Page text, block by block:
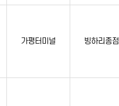
가평터미널 빙하리종점